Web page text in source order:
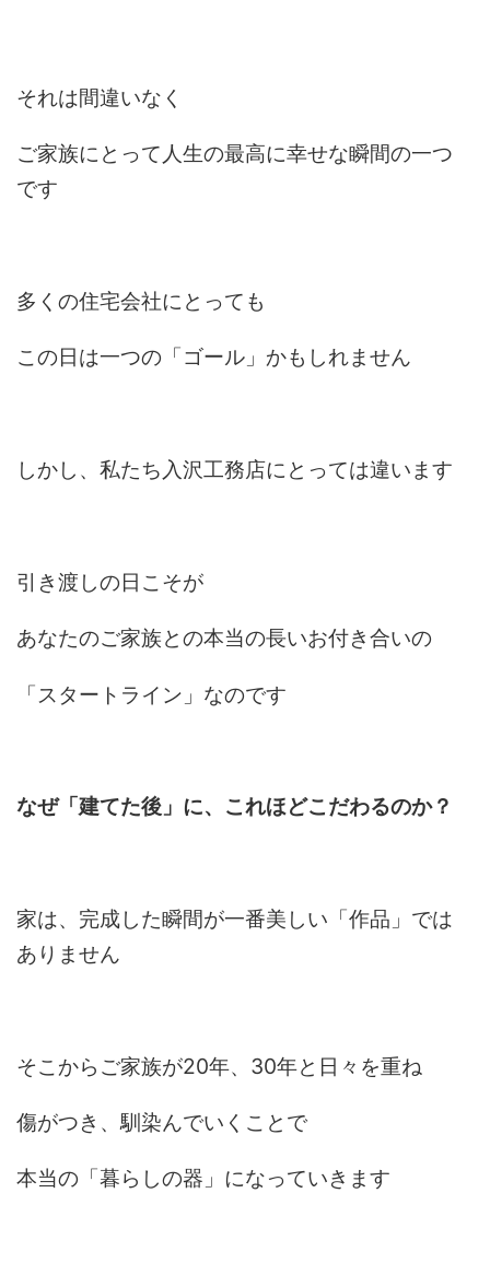
それは間違いなく
ご家族にとって人生の最高に幸せな瞬間の一つ
です
多くの住宅会社にとっても
この日は一つの「ゴール」かもしれません
しかし、私たち入沢工務店にとっては違います
引き渡しの日こそが
あなたのご家族との本当の長いお付き合いの
「スタートライン」なのです
なぜ「建てた後」に、これほどこだわるのか？
家は、完成した瞬間が一番美しい「作品」では
ありません
そこからご家族が20年、30年と日々を重ね
傷がつき、馴染んでいくことで
本当の「暮らしの器」になっていきます